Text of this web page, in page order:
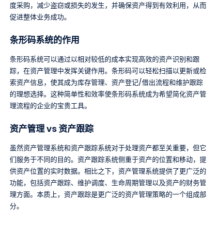
度采购，减少盗窃或损失的发生，并确保资产得到有效利用，从而
促进整体业务成功。
条形码系统的作用
条形码系统可以通过以相对较低的成本实现高效的资产识别和跟
踪，在资产管理中发挥关键作用。条形码可以轻松扫描以更新或检
索资产信息，使其成为库存管理、资产登记/借出流程和维护跟踪
的理想选择。这种简单性和效率使条形码系统成为希望简化资产管
理流程的企业的宝贵工具。
资产管理 vs 资产跟踪
虽然资产管理系统和资产跟踪系统对于处理资产都至关重要，但它
们服务于不同的目的。资产跟踪系统侧重于资产的位置和移动，提
供资产位置的实时数据。相比之下，资产管理系统提供了更广泛的
功能，包括资产跟踪、维护调度、生命周期管理以及资产的财务管
理方面。本质上，资产跟踪是更广泛的资产管理策略的一个组成部
分。